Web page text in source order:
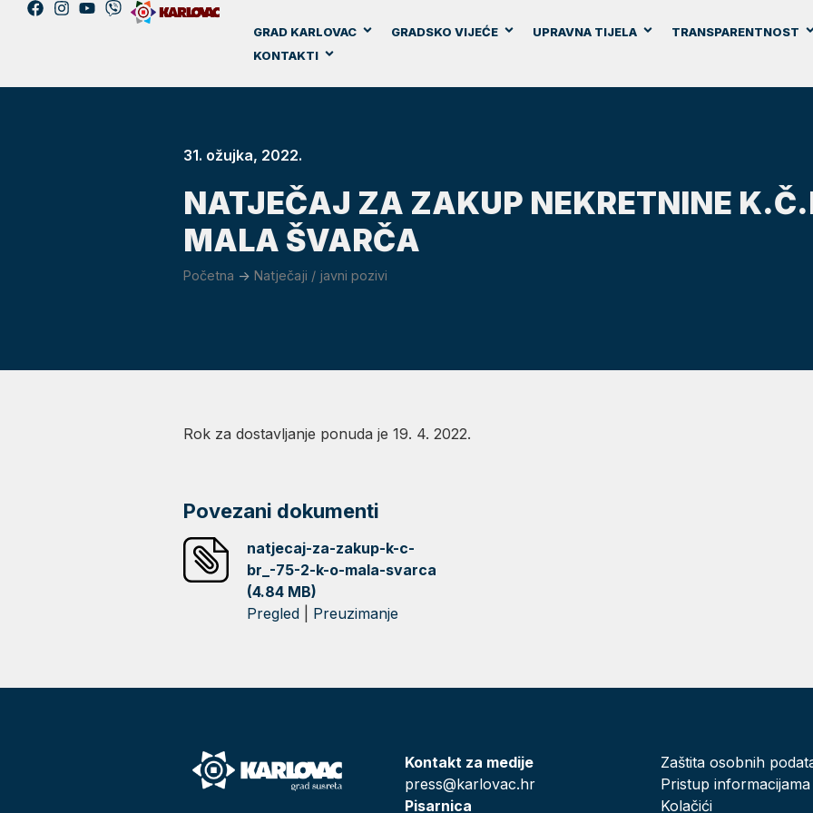
GRAD KARLOVAC GRADSKO VIJEĆE UPRAVNA TIJELA
TRANSPARENTNOST
KONTAKTI
31. ožujka, 2022.
NATJEČAJ ZA ZAKUP NEKRETNINE
MALA ŠVARČA
Početna -> Natječaji / javni pozivi
Rok za dostavljanje ponuda je 19. 4. 2022.
Povezani dokumenti
natjecaj-za-zakup-k-c-
br_-75-2-k-o-mala-svarca
(4.84 MB)
Pregled
Preuzimanje
Kontakt za medije
press@karlovac.hr
Pisarnica
Zaštita osobnih
Pristup informacijama
Kolačići